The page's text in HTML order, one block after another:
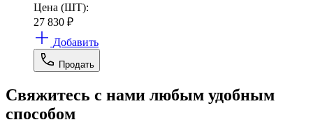
Цена (ШТ):
27 830 ₽
Добавить
Продать
Свяжитесь с нами любым удобным
способом